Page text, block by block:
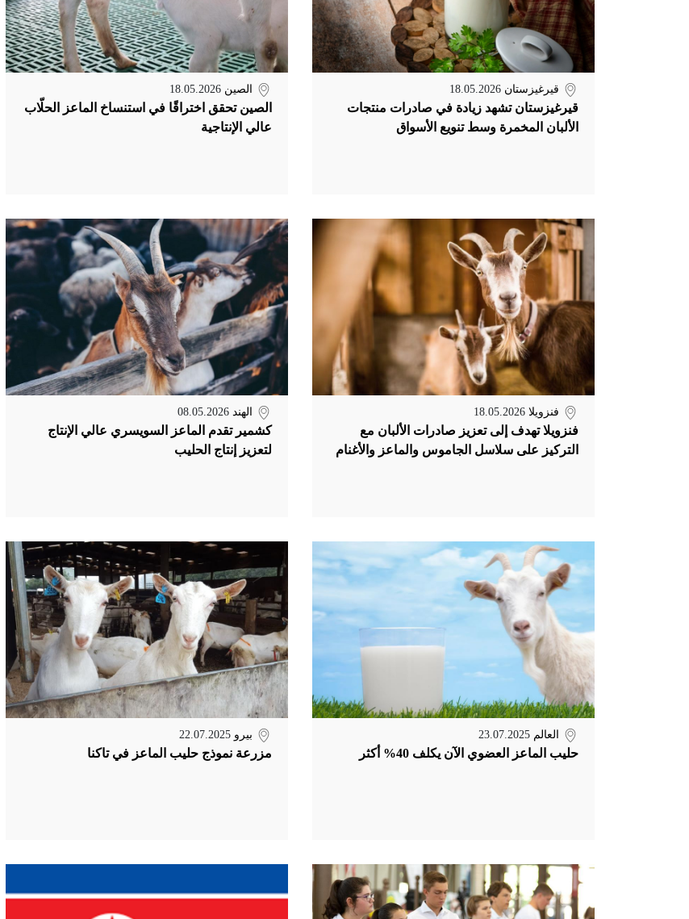
قيرغيزستان 18.05.2026
قيرغيزستان تشهد زيادة في صادرات منتجات
الألبان المخمرة وسط تنويع الأسواق
الصين 18.05.2026
الصين تحقق اختراقًا في استنساخ الماعز الحلّاب
عالي الإنتاجية
فنزويلا 18.05.2026
فنزويلا تهدف إلى تعزيز صادرات الألبان مع
التركيز على سلاسل الجاموس والماعز والأغنام
الهند 08.05.2026
كشمير تقدم الماعز السويسري عالي الإنتاج
لتعزيز إنتاج الحليب
العالم 23.07.2025
حليب الماعز العضوي الآن يكلف 40% أكثر
بيرو 22.07.2025
مزرعة نموذج حليب الماعز في تاكنا